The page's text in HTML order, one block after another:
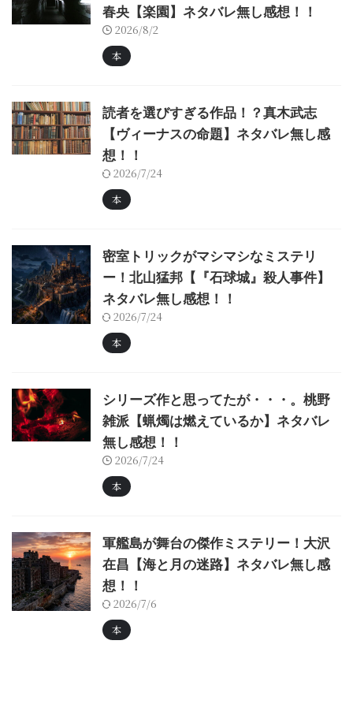
春央【楽園】ネタバレ無し感想！！
2026/8/2
本
読者を選びすぎる作品！？真木武志
【ヴィーナスの命題】ネタバレ無し感
想！！
2026/7/24
本
密室トリックがマシマシなミステリ
ー！北山猛邦【『石球城』殺人事件】
ネタバレ無し感想！！
2026/7/24
本
シリーズ作と思ってたが・・・。桃野
雑派【蝋燭は燃えているか】ネタバレ
無し感想！！
2026/7/24
本
軍艦島が舞台の傑作ミステリー！大沢
在昌【海と月の迷路】ネタバレ無し感
想！！
2026/7/6
本